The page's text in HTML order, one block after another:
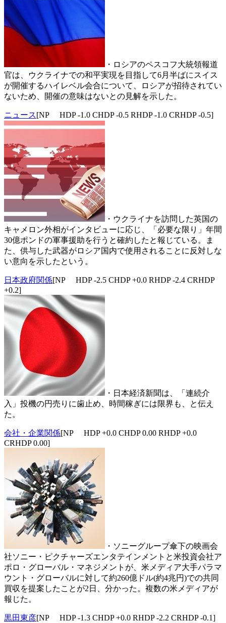
・ロシアのペスコフ大統領報道
官は、ウクライナでの和平実現を目指して6月半ばにスイス
が開催するハイレベル会合について、ロシアが招待されてい
ないため、開催の意味はないとの見解を示した。
ニュース[NP HDP -1.0 CHDP -0.5 RHDP -1.0 CRHDP -0.5]
・ウクライナを訪問した英国の
キャメロン外相がインタビューに応じ、「必要な限り」年間
30億ポンドの軍事援助を行うと確約したと報じている。ま
た、供与した武器がロシア国内で使用されることに反対しな
い意向を示したという。
日本政府関係[NP HDP -2.5 CHDP +0.0 RHDP -2.4 CRHDP
+0.2]
・日本経済新聞は、「連続介
入」投機の円売りに歯止め、時間稼ぎには限界も、と伝え
た。
会社・企業関係[NP HDP +0.0 CHDP 0.00 RHDP +0.0
CRHDP 0.00]
・ソニーグループ傘下の映画会
社ソニー・ピクチャーズエンタテインメントと米投資会社ア
ポロ・グローバル・マネジメントが、米メディア大手パラマ
ウント・グローバルに対して約260億ドル(約4兆円)での共同
買収を提案したことが2日、分かった。複数の米メディアが
報じた。
黒田東彦[NP HDP -1.3 CHDP +0.0 RHDP -2.2 CRHDP -0.1]